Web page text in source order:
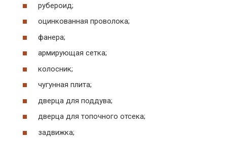
рубероид;
оцинкованная проволока;
фанера;
армирующая сетка;
колосник;
чугунная плита;
дверца для поддува;
дверца для топочного отсека;
задвижка;